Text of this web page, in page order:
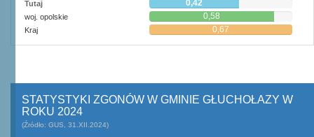
Tutaj 0,42
woj. opolskie 0,58
Kraj 0,67
STATYSTYKI ZGONÓW W GMINIE GŁUCHOŁAZY W
ROKU 2024
(Źródło: GUS, 31.XII.2024)